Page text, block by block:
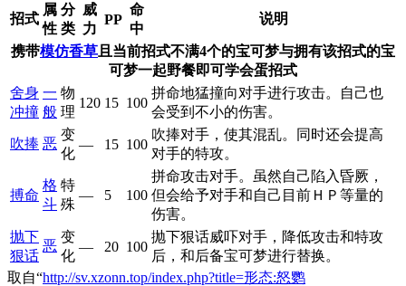
招式
属
性
分
类
威
力
PP
命
中
说明
携带模仿香草 且当前招式不满4个的宝可梦与拥有该招式的宝
可梦一起野餐即可学会蛋招式
舍身
冲撞
一
般
物
理
120 15 100
拼命地猛撞向对手进行攻击。自己也
会受到不小的伤害。
吹捧 恶
变
化
— 15 100
吹捧对手，使其混乱。同时还会提高
对手的特攻。
搏命
格
斗
特
殊
— 5 100
拼命攻击对手。虽然自己陷入昏厥，
但会给予对手和自己目前ＨＰ等量的
伤害。
抛下
狠话
恶
变
化
— 20 100
抛下狠话威吓对手，降低攻击和特攻
后，和后备宝可梦进行替换。
取自“http://sv.xzonn.top/index.php?title=形态:怒鹦